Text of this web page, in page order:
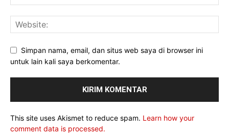
Simpan nama, email, dan situs web saya di browser ini
untuk lain kali saya berkomentar.
This site uses Akismet to reduce spam. Learn how your
comment data is processed.